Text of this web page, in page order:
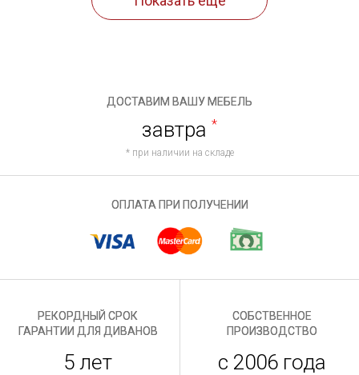
ДОСТАВИМ ВАШУ МЕБЕЛЬ
завтра *
* при наличии на складе
ОПЛАТА ПРИ ПОЛУЧЕНИИ
РЕКОРДНЫЙ СРОК
ГАРАНТИИ ДЛЯ ДИВАНОВ
5 лет
СОБСТВЕННОЕ
ПРОИЗВОДСТВО
с 2006 года